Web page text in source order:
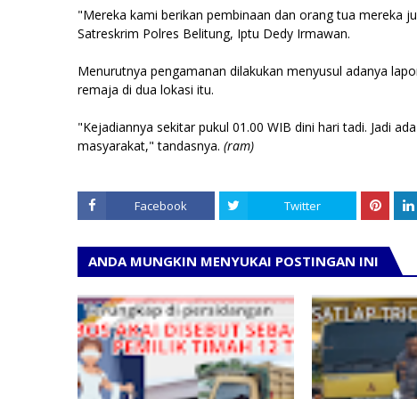
"Mereka kami berikan pembinaan dan orang tua mereka
Satreskrim Polres Belitung, Iptu Dedy Irmawan.
Menurutnya pengamanan dilakukan menyusul adanya
remaja di dua lokasi itu.
"Kejadiannya sekitar pukul 01.00 WIB dini hari tadi. Jadi
masyarakat," tandasnya. (ram)
Facebook Twitter
ANDA MUNGKIN MENYUKAI POSTINGAN INI